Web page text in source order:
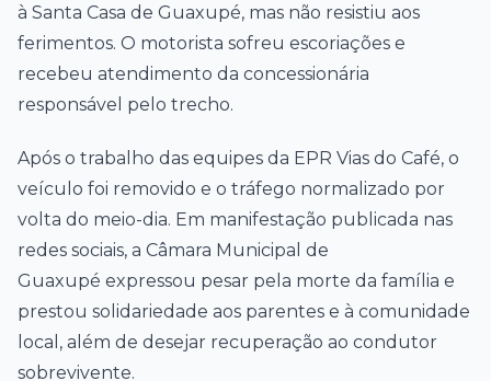
à Santa Casa de Guaxupé, mas não resistiu aos
ferimentos. O motorista sofreu escoriações e
recebeu atendimento da concessionária
responsável pelo trecho.
Após o trabalho das equipes da EPR Vias do Café, o
veículo foi removido e o tráfego normalizado por
volta do meio-dia. Em manifestação publicada nas
redes sociais, a Câmara Municipal de
Guaxupé expressou pesar pela morte da família e
prestou solidariedade aos parentes e à comunidade
local, além de desejar recuperação ao condutor
sobrevivente.